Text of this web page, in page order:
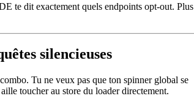
te dit exactement quels endpoints opt-out. Plus
silencieuses
Tu ne veux pas que ton spinner global se
toucher au store du loader directement.